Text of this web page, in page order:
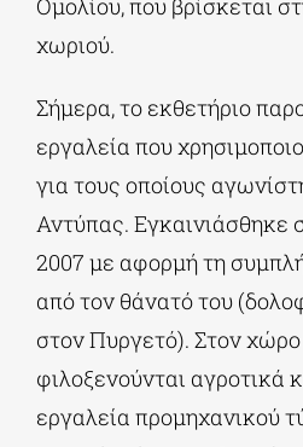
Ομολίου, που βρίσκεται
χωριού.
Σήμερα, το εκθετήριο
εργαλεία που
για τους οποίους
Αντύπας. Εγκαινιάσθηκε
2007 με αφορμή τη
από τον θάνατό του
στον Πυργετό). Στον
φιλοξενούνται αγροτικά
εργαλεία προμηχανικού